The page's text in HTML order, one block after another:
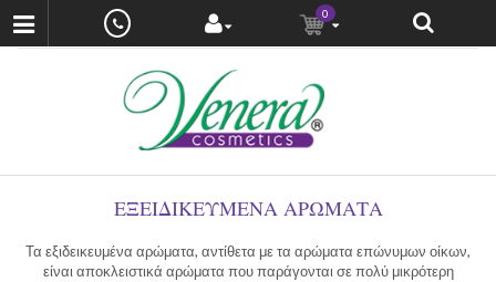
0
ΕΞΕΙΔΙΚΕΥΜΈΝΑ ΑΡΏΜΑΤΑ
Τα εξιδεικευμένα αρώματα, αντίθετα με τα αρώματα επώνυμων οίκων,
είναι αποκλειστικά αρώματα που παράγονται σε πολύ μικρότερη